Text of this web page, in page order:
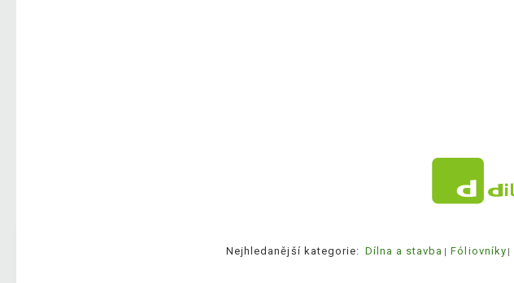
Nejhledanější kategorie: Dílna a stavba Fóliovníky